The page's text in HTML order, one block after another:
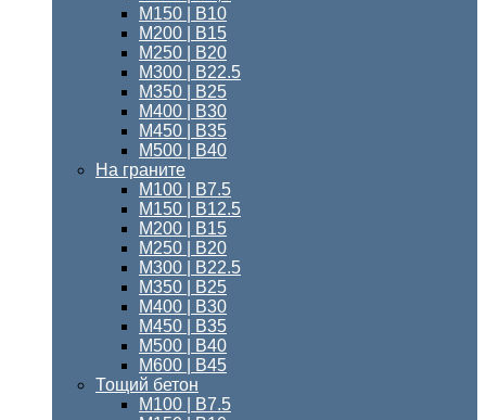
М150 | В10
М200 | B15
М250 | B20
М300 | B22.5
М350 | B25
М400 | B30
М450 | B35
М500 | B40
На граните
М100 | B7.5
M150 | B12.5
М200 | B15
М250 | B20
М300 | B22.5
М350 | B25
М400 | В30
М450 | В35
М500 | В40
М600 | В45
Тощий бетон
M100 | В7.5